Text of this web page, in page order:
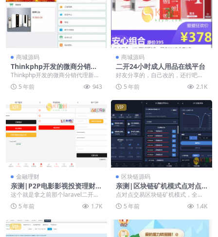
商城源码
Thinkphp开发的微商分销代
理新零售商城源码完整源码
Thinkphp开发的微商分销代理新零
售商城源码完整源码 一款比较简单
的微商分销...
5 年前 943
商城源码
二开24小时成人用品在线平台
好友分享的，自己改的，还行吧，
比之前流通的橙子成人用品的那个
还是好了很多。不管是...
5 年前 2.1K
VIP
金融理财
亲测|P2P电影影视投资理财医
药5G众筹余额宝理财房产汽车
这个就是拿之前那个laravel二开然
后再二开的产品。 规则都一样的。
P2P电...
5 年前 1.7K
VIP
区块链源码
亲测|区块链矿机模式点对点
完整可直接运营矿池钱包挖矿
点对点交易区块链矿机模式，全新
Ui界面，完整可直接运营 1，新型
模式，新型UI，...
5 年前 1.4K
VIP